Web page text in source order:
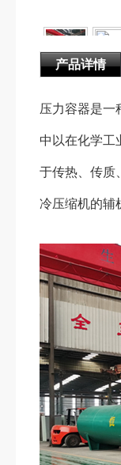
产品详情
压力容器是一
中以在化学工
于传热、传质
冷压缩机的辅机(